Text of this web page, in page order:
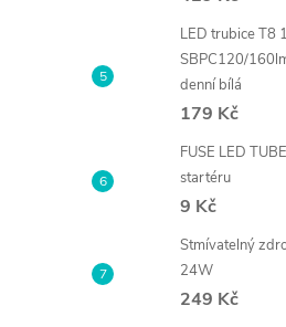
LED trubice T8
SBPC120/
denní bílá
179 Kč
FUSE LED
startéru
9 Kč
Stmívatelný
24W
249 Kč